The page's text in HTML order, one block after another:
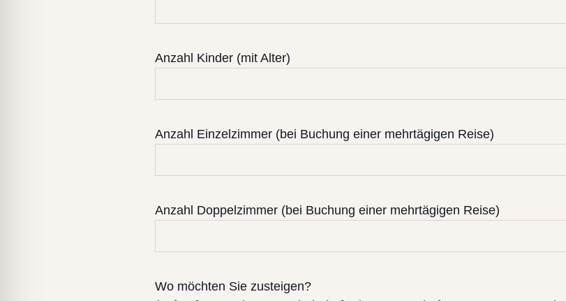
Anzahl Kinder (mit Alter)
Anzahl Einzelzimmer (bei Buchung einer mehrtägigen Reise)
Anzahl Doppelzimmer (bei Buchung einer mehrtägigen Reise)
Wo möchten Sie zusteigen?